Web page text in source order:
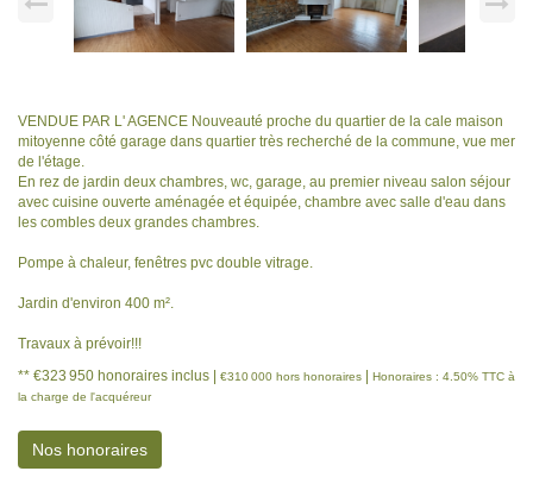
VENDUE PAR L' AGENCE Nouveauté proche du quartier de la cale maison
mitoyenne côté garage dans quartier très recherché de la commune, vue mer
de l'étage.
En rez de jardin deux chambres, wc, garage, au premier niveau salon séjour
avec cuisine ouverte aménagée et équipée, chambre avec salle d'eau dans
les combles deux grandes chambres.
Pompe à chaleur, fenêtres pvc double vitrage.
Jardin d'environ 400 m².
Travaux à prévoir!!!
** €323 950 honoraires inclus €310 000 hors honoraires
Honoraires : 4.50% TTC à
la charge de l'acquéreur
Nos honoraires